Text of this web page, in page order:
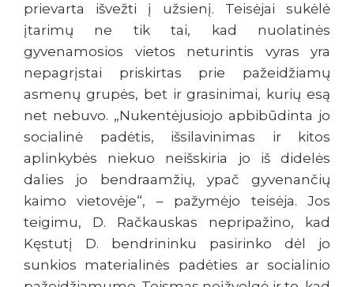
prievarta išvežti į užsienį. Teisėjai sukėlė
įtarimų ne tik tai, kad nuolatinės
gyvenamosios vietos neturintis vyras yra
nepagrįstai priskirtas prie pažeidžiamų
asmenų grupės, bet ir grasinimai, kurių esą
net nebuvo. „Nukentėjusiojo apbibūdinta jo
socialinė padėtis, išsilavinimas ir kitos
aplinkybės niekuo neišskiria jo iš didelės
dalies jo bendraamžių, ypač gyvenančių
kaimo vietovėje“, – pažymėjo teisėja. Jos
teigimu, D. Račkauskas nepripažino, kad
Kęstutį D. bendrininku pasirinko dėl jo
sunkios materialinės padėties ar socialinio